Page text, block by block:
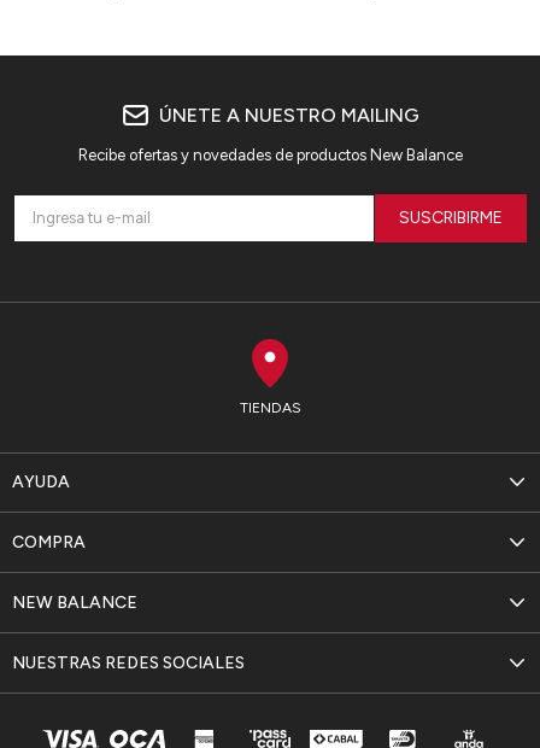
TIENDAS
AYUDA
NEW BALANCE
COMPRA
NUESTRAS REDES SOCIALES
ÚNETE A NUESTRO MAILING
Recibe ofertas y novedades de productos New Balance
SUSCRIBIRME